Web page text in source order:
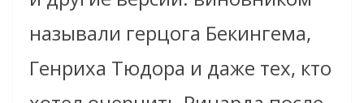
называли герцога Бекингема,
Генриха Тюдора и даже тех, кто